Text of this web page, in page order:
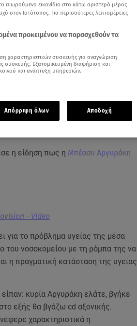
Breakfast@Star
αναζήτησης
η είδηση πως η Μπέσσυ Αργυράκη
- Video
για το πρόβλημα υγείας της μέσα
του νοσοκομείου με τη ρόμπα της να
η πραγματική κατάσταση της υγείας
κυρία Αργυράκη ελάτε, βγήκε
εξής θα βγάζω cd αξονικής.
χαρακτηριστικά η
αιωρούμενο εικονίδιο στο κάτω αριστερό μέρος
στον Ιστότοπος. Για περισσότερες λεπτομέρειες
προκειμένου να παρασχεθούν τα
χαρακτηριστικών συσκευής για αναγνώριση
Εξατομικευμένη διαφήμιση και
και ανάπτυξη υπηρεσιών.
Απόρριψη όλων Αποδοχή